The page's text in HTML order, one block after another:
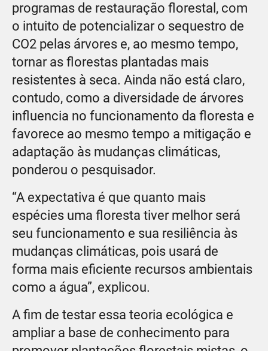
programas de restauração florestal, com
o intuito de potencializar o sequestro de
CO2 pelas árvores e, ao mesmo tempo,
tornar as florestas plantadas mais
resistentes à seca. Ainda não está claro,
contudo, como a diversidade de árvores
influencia no funcionamento da floresta e
favorece ao mesmo tempo a mitigação e
adaptação às mudanças climáticas,
ponderou o pesquisador.
“A expectativa é que quanto mais
espécies uma floresta tiver melhor será
seu funcionamento e sua resiliência às
mudanças climáticas, pois usará de
forma mais eficiente recursos ambientais
como a água”, explicou.
A fim de testar essa teoria ecológica e
ampliar a base de conhecimento para